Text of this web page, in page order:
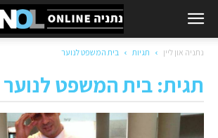
נתניה און ליין תגיות בית המשפט לנוער
תגית: בית המשפט לנוער